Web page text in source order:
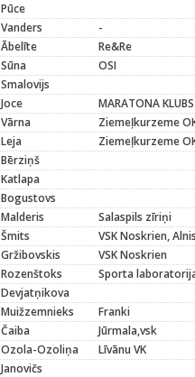
Pūce
Vanders
-
Ābelīte
Re&Re
Sūna
OSI
Smalovijs
Joce
MARATONA KLUBS
Vārna
Ziemeļkurzeme
Leja
Ziemeļkurzeme
Bērziņš
Katlapa
Bogustovs
Malderis
Salaspils zīriņi
Šmits
VSK Noskrien,
Gržibovskis
VSK Noskrien
Rozenštoks
Sporta
Devjatņikova
Muižzemnieks
Franki
Čaiba
Jūrmala,vsk
Ozola-Ozoliņa
Līvānu VK
Janovičs